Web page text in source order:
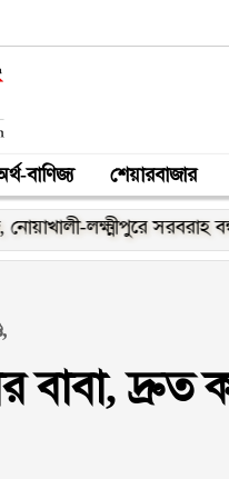
বাণিজ্য শেয়ারবাজার
সরবরাহ বন্ধ
বাবা, দ্রুত